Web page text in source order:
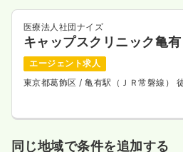
医療法人社団ナイズ
キャップスクリニック亀有
エージェント求人
東京都葛飾区 / 亀有駅（ＪＲ常磐線）
同じ地域で条件を追加する